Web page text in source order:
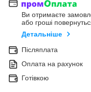
Ви отримаєте
або гроші
Детальніше
Післяплата
Оплата на рахунок
Готівкою